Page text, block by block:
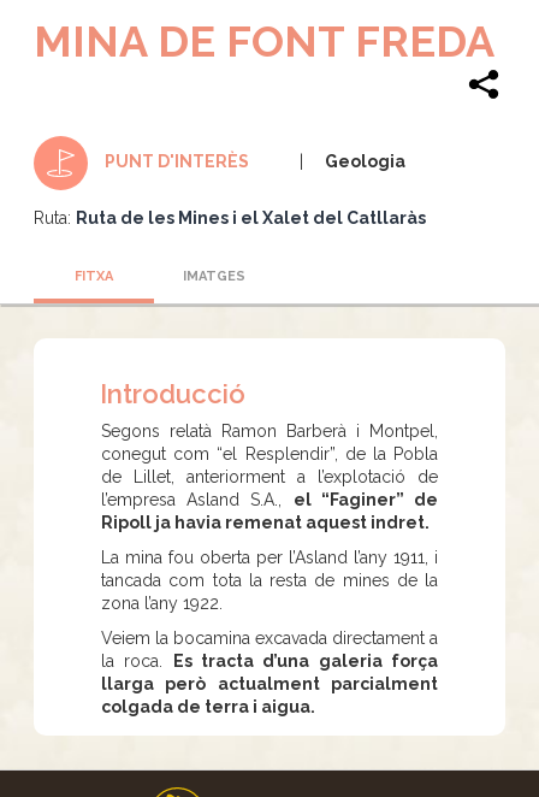
MINA DE FONT FREDA
PUNT D'INTERÈS Geologia
Ruta: Ruta de les Mines i el Xalet del Catllaràs
FITXA IMATGES
Introducció
Segons relatà Ramon Barberà i Montpel,
conegut com “el Resplendir”, de la Pobla
de Lillet, anteriorment a l’explotació de
l’empresa Asland S.A., el “Faginer” de
Ripoll ja havia remenat aquest indret.
La mina fou oberta per l’Asland l’any 1911, i
tancada com tota la resta de mines de la
zona l’any 1922.
Veiem la bocamina excavada directament a
la roca.
Es tracta d’una galeria força
llarga però actualment parcialment
colgada de terra i aigua.